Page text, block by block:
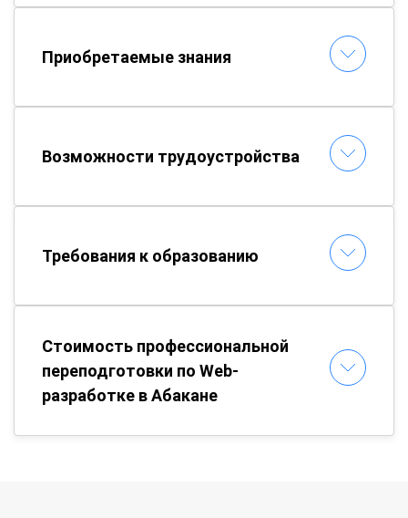
Приобретаемые знания
Возможности трудоустройства
Требования к образованию
Стоимость профессиональной
переподготовки по Web-
разработке в Абакане